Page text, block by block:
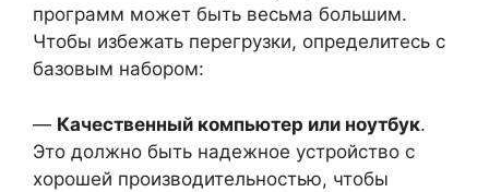
программ может быть весьма большим.
Чтобы избежать перегрузки, определитесь с
базовым набором:
— Качественный компьютер или ноутбук.
Это должно быть надежное устройство с
хорошей производительностью, чтобы